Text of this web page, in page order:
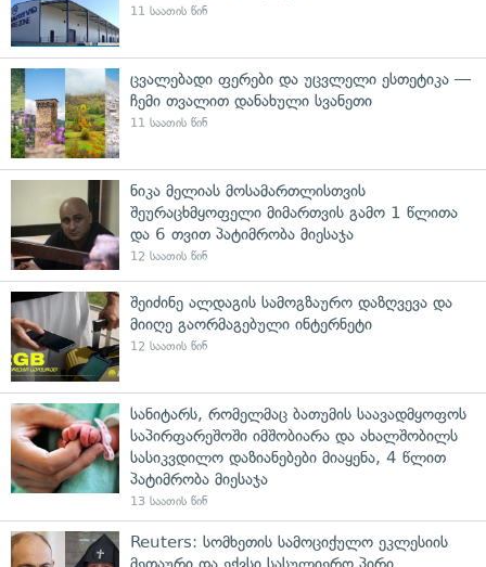
11 საათის წინ
ცვალებადი ფერები და უცვლელი ესთეტიკა —
ჩემი თვალით დანახული სვანეთი
11 საათის წინ
ნიკა მელიას მოსამართლისთვის
შეურაცხმყოფელი მიმართვის გამო 1 წლითა
და 6 თვით პატიმრობა მიესაჯა
12 საათის წინ
შეიძინე ალდაგის სამოგზაურო დაზღვევა და
მიიღე გაორმაგებული ინტერნეტი
12 საათის წინ
სანიტარს, რომელმაც ბათუმის საავადმყოფოს
საპირფარეშოში იმშობიარა და ახალშობილს
სასიკვდილო დაზიანებები მიაყენა, 4 წლით
პატიმრობა მიესაჯა
13 საათის წინ
Reuters: სომხეთის სამოციქულო ეკლესიის